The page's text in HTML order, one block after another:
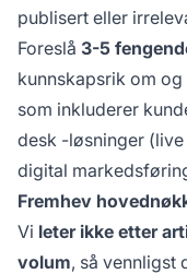
publisert eller
Foreslå 3-5
kunnskapsrik om
som inkluderer
desk -løsninger
digital
Fremhev
Vi leter ikke etter
volum, så vennligst